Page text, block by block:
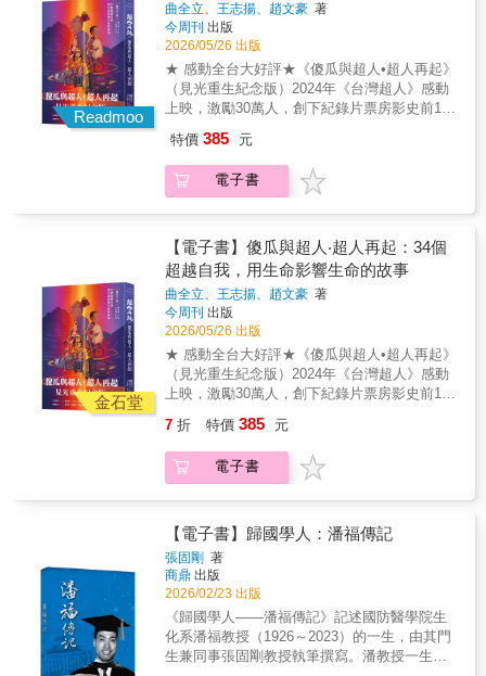
Readmoo
曲全立、王志揚、趙文豪 著
今周刊 出版
2026/05/26 出版
★ 感動全台大好評★《傻瓜與超人•超人再起》
（見光重生紀念版）2024年《台灣超人》感動
上映，激勵30萬人，創下紀錄片票房影史前10
演，1.6萬人觀影淚推「此生必看！」一部關於
勇氣、重生與愛的電影，34個激勵人心、觸動
靈魂深處的生命故事正因親手縫補過破碎的自
落裡，那些同樣不願認輸的身影！ 35歲之前，
曲全立是開啟音樂愛情故事風潮，在業界炙手
可熱的MTV曲導。他拍過上千支音樂錄影帶、
近萬支伴唱帶，KTV裡的熱門歌曲幾乎全都是
他的作品。 35歲那一年，曲全立因為嚴重耳
鳴，檢查出腦袋裡有一個拳頭大小的腫瘤，包
裹左腦六條神經。不開刀，他只剩下180天可
活；開完刀，他單耳失聰、單眼失明，卻找到
了人生的「志業」—— 記錄在台灣各個角落
裡，那些勇敢超越自己，面對人生困境的「超
的四周。 他們可能是勇於面對困境、超越自我
的挑戰者，是支持家庭、溫柔而堅定的父母，
是用愛牽引、照料他人的導師，是穿梭火場的
議者，讓世界看見台灣的推手。 有些超人可能
天生就被剝奪了重要的感知、肢體，但他們在
愛中成長，學會永不放棄；他們認真執著、不
斷在生命裡創造奇蹟。他們是—— 身著「美
人腿」、在馴鷹的過程學會克服恐懼的少女；
熱愛台灣文化、揹著三太子徒步環島的法國
人； 賦予101電梯廢棄材料第二生命的鋼索藝
特價 385 元
電子書
金石堂
【電子書】傻瓜與超人‧超人再起：34個
超越自我，用生命影響生命的故事
曲全立、王志揚、趙文豪 著
今周刊 出版
2026/05/26 出版
★ 感動全台大好評★《傻瓜與超人•超人再起》
（見光重生紀念版）2024年《台灣超人》感動
上映，激勵30萬人，創下紀錄片票房影史前10
演，1.6萬人觀影淚推「此生必看！」一部關於
勇氣、重生與愛的電影，34個激勵人心、觸動
靈魂深處的生命故事正因親手縫補過破碎的自
落裡，那些同樣不願認輸的身影！ 35歲之前，
曲全立是開啟音樂愛情故事風潮，在業界炙手
可熱的MTV曲導。他拍過上千支音樂錄影帶、
近萬支伴唱帶，KTV裡的熱門歌曲幾乎全都是
他的作品。 35歲那一年，曲全立因為嚴重耳
鳴，檢查出腦袋裡有一個拳頭大小的腫瘤，包
裹左腦六條神經。不開刀，他只剩下180天可
活；開完刀，他單耳失聰、單眼失明，卻找到
7 折 特價 385 元
電子書
【電子書】歸國學人：潘福傳記
張固剛 著
商鼎 出版
2026/02/23 出版
《歸國學人——潘福傳記》記述國防醫學院生
化系潘福教授（1926～2023）的一生，由其門
生兼同事張固剛教授執筆撰寫。潘教授一生親